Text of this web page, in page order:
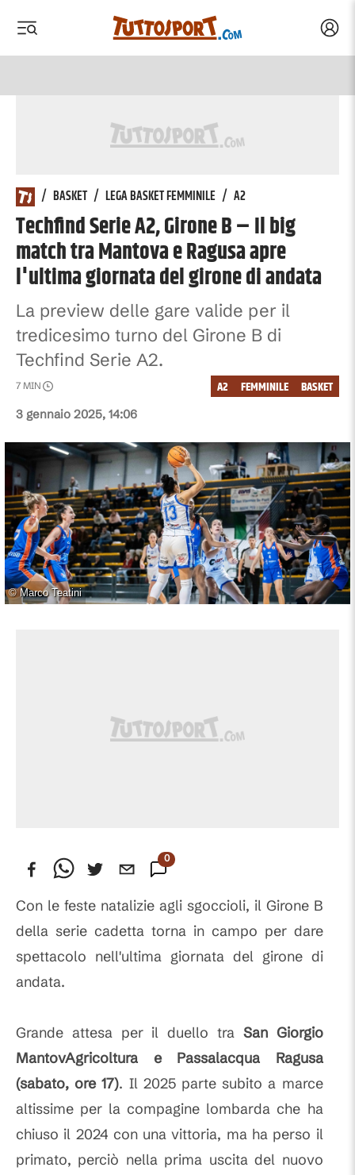
/ BASKET/ LEGA BASKET FEMMINILE / A2
Techfind Serie A2, Girone B – Il big
match tra Mantova e Ragusa apre
l'ultima giornata del girone di andata
La preview delle gare valide per il
tredicesimo turno del Girone B di
Techfind Serie A2.
3 gennaio 2025, 14:06
7 MIN BASKET
FEMMINILE
A2
©Marco Teatini
0
Con le feste natalizie agli sgoccioli, il Girone B
della serie cadetta torna in campo per dare
spettacolo nell'ultima giornata del girone di
andata.
Grande attesa per il duello tra San Giorgio
MantovAgricoltura e Passalacqua Ragusa
(sabato, ore 17). Il 2025 parte subito a marce
altissime per la compagine lombarda che ha
chiuso il 2024 con una vittoria, ma ha perso il
primato, perciò nella prima uscita del nuovo